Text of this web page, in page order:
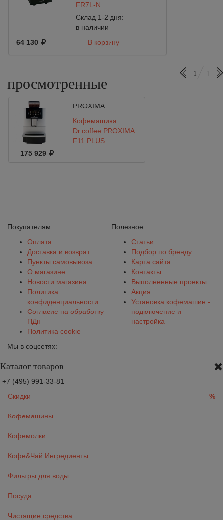
FR7L-N
Склад 1-2 дня:
в наличии
64 130
В корзину
просмотренные
1 1
PROXIMA
Кофемашина
Dr.coffee PROXIMA
F11 PLUS
175 929
Покупателям
Оплата
Доставка и возврат
Пункты самовывоза
О магазине
Новости магазина
Политика
конфиденциальности
Согласие на обработку
ПДн
Политика cookie
Полезное
Статьи
Подбор по бренду
Карта сайта
Контакты
Выполненные проекты
Акция
Установка кофемашин -
подключение и
настройка
Мы в соцсетях:
Каталог товаров
+7 (495) 991-33-81
Скидки
%
Кофемашины
Кофемолки
Кофе&Чай Ингредиенты
Фильтры для воды
Посуда
Чистящие средства